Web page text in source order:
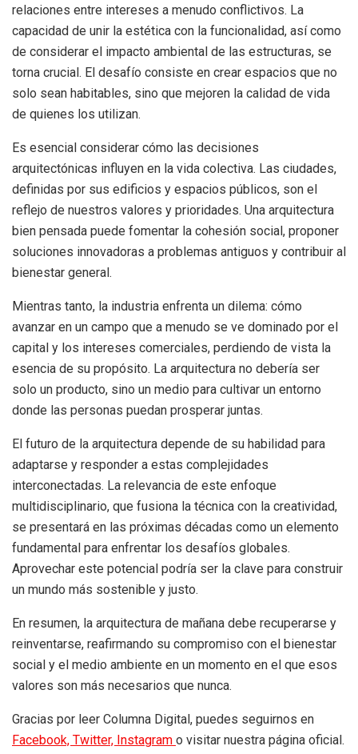
relaciones entre intereses a menudo conflictivos. La
capacidad de unir la estética con la funcionalidad, así como
de considerar el impacto ambiental de las estructuras, se
torna crucial. El desafío consiste en crear espacios que no
solo sean habitables, sino que mejoren la calidad de vida
de quienes los utilizan.
Es esencial considerar cómo las decisiones
arquitectónicas influyen en la vida colectiva. Las ciudades,
definidas por sus edificios y espacios públicos, son el
reflejo de nuestros valores y prioridades. Una arquitectura
bien pensada puede fomentar la cohesión social, proponer
soluciones innovadoras a problemas antiguos y contribuir al
bienestar general.
Mientras tanto, la industria enfrenta un dilema: cómo
avanzar en un campo que a menudo se ve dominado por el
capital y los intereses comerciales, perdiendo de vista la
esencia de su propósito. La arquitectura no debería ser
solo un producto, sino un medio para cultivar un entorno
donde las personas puedan prosperar juntas.
El futuro de la arquitectura depende de su habilidad para
adaptarse y responder a estas complejidades
interconectadas. La relevancia de este enfoque
multidisciplinario, que fusiona la técnica con la creatividad,
se presentará en las próximas décadas como un elemento
fundamental para enfrentar los desafíos globales.
Aprovechar este potencial podría ser la clave para construir
un mundo más sostenible y justo.
En resumen, la arquitectura de mañana debe recuperarse y
reinventarse, reafirmando su compromiso con el bienestar
social y el medio ambiente en un momento en el que esos
valores son más necesarios que nunca.
Gracias por leer Columna Digital, puedes seguirnos en
Facebook, Twitter, Instagram o visitar nuestra página oficial.